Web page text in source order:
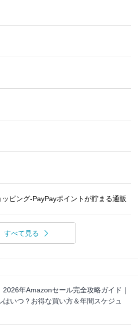
ピング-PayPayポイントが貯まる通販
すべて見る
2026年Amazonセール完全攻略ガイド｜
はいつ？お得な買い方＆年間スケジュ